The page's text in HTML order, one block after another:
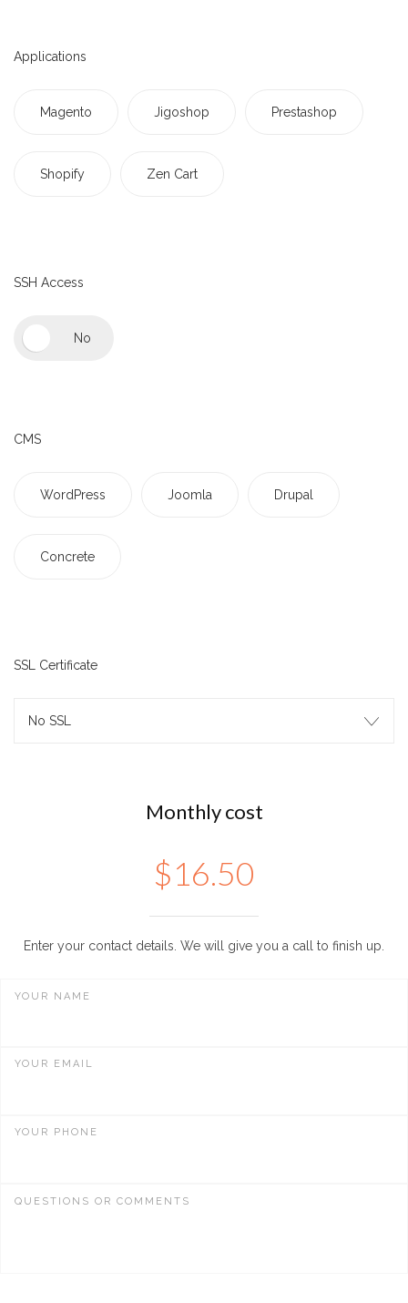
Applications
Magento Jigoshop Prestashop
Shopify Zen Cart
SSH Access
CMS
WordPress Joomla Drupal
Concrete
SSL Certificate
No SSL
Monthly cost
$16.50
Enter your contact details. We will give you a call to finish up.
YOUR NAME
YOUR EMAIL
YOUR PHONE
QUESTIONS OR COMMENTS